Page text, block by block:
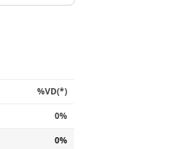
%VD(*)
0%
0%